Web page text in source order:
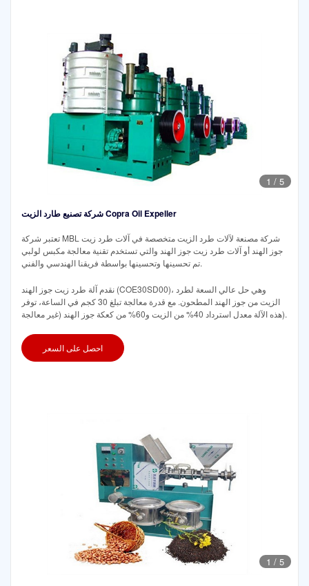
1 / 5
شركة تصنيع طارد الزيت Copra Oil Expeller
تعتبر شركة MBL شركة مصنعة لآلات طرد الزيت متخصصة في آلات طرد زيت
جوز الهند أو آلات طرد زيت جوز الهند والتي تستخدم تقنية معالجة مكبس لولبي
تم تحسينها وتحسينها بواسطة فريقنا الهندسي والفني.
نقدم آلة طرد زيت جوز الهند (COE30SD00)، وهي حل عالي السعة لطرد
الزيت من جوز الهند المطحون. مع قدرة معالجة تبلغ 30 كجم في الساعة، توفر
هذه الآلة معدل استرداد 40% من الزيت و60% من كعكة جوز الهند (غير معالجة).
احصل على السعر
1 / 5